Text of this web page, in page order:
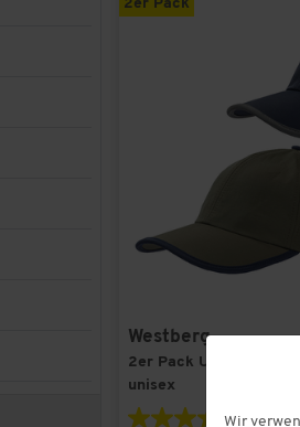
2er Pack
Westberg
2er Pack UV-
unisex
(456)
Wir